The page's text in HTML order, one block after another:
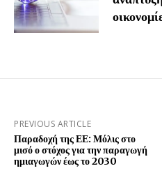
PREVIOUS ARTICLE
Παραδοχή της ΕΕ: Μόλις στο
μισό ο στόχος για την παραγωγή
ημιαγωγών έως το 2030